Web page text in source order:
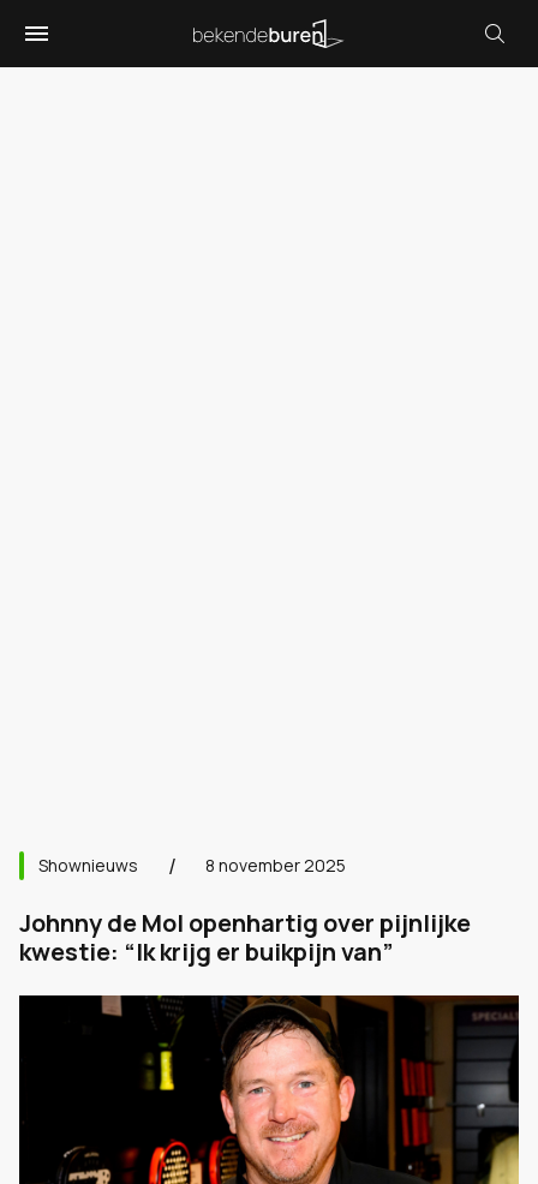
Shownieuws 8 november 2025
Johnny de Mol openhartig over pijnlijke
kwestie: “Ik krijg er buikpijn van”